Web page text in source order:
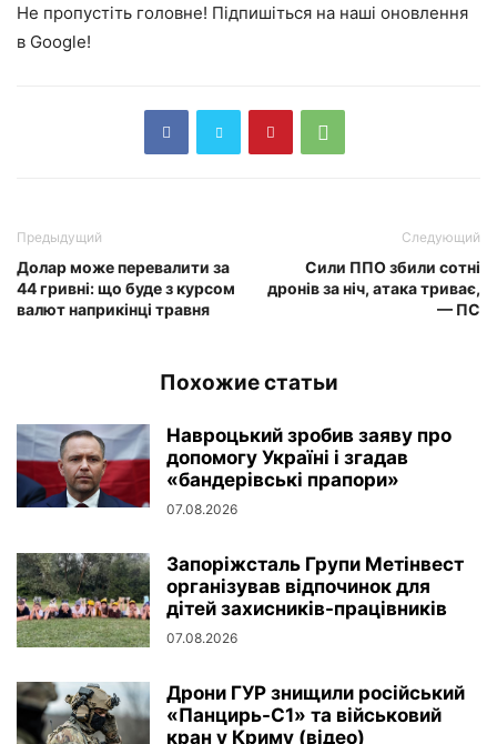
Не пропустіть головне! Підпишіться на наші оновлення
в Google!
Предыдущий
Долар може перевалити за
44 гривні: що буде з курсом
валют наприкінці травня
Следующий
Сили ППО збили сотні
дронів за ніч, атака триває,
— ПС
Похожие статьи
Навроцький зробив заяву про
допомогу Україні і згадав
«бандерівські прапори»
07.08.2026
Запоріжсталь Групи Метінвест
організував відпочинок для
дітей захисників-працівників
07.08.2026
Дрони ГУР знищили російський
«Панцирь-С1» та військовий
кран у Криму (відео)